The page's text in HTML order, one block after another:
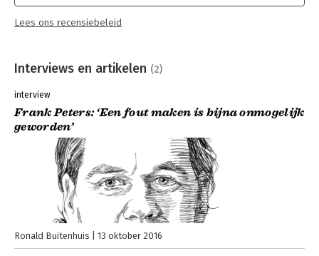
Lees ons recensiebeleid
Interviews en artikelen (2)
interview
Frank Peters: ‘Een fout maken is bijna onmogelijk
geworden’
Ronald Buitenhuis 13 oktober 2016